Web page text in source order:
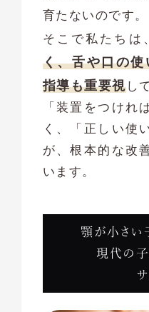
育たないのです。
そこで私たちは
く、舌や口の
指導も重要視し
「装置をつけれ
く、「正しい使
が、根本的な改
います。
顎が小さい
現代の